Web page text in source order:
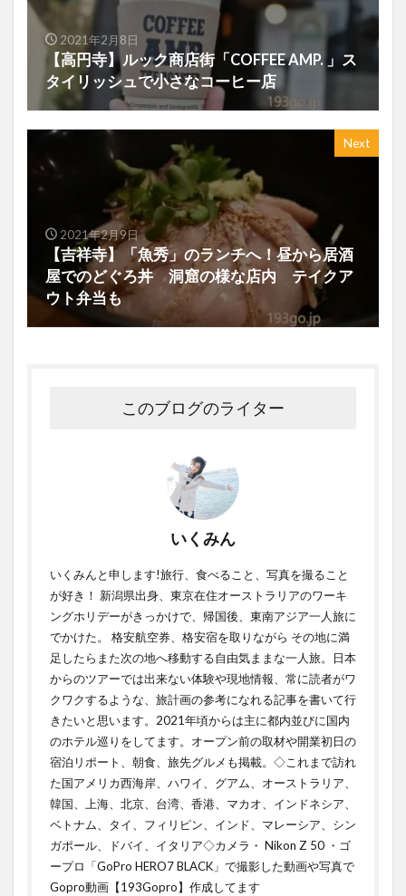
2021年2月8日
【高円寺】ルック商店街「COFFEE AMP. 」ス
タイリッシュで小さなコーヒー店
Next
2021年2月9日
【吉祥寺】「魚秀」のランチへ！昼から居酒
屋でのどぐろ丼 洞窟の様な店内 テイクア
ウト弁当も
このブログのライター
いくみん
いくみんと申します!旅行、食べること、写真を撮ること
が好き！ 新潟県出身、東京在住オーストラリアのワーキ
ングホリデーがきっかけで、帰国後、東南アジア一人旅に
でかけた。 格安航空券、格安宿を取りながら その地に満
足したらまた次の地へ移動する自由気ままな一人旅。日本
からのツアーでは出来ない体験や現地情報、常に読者がワ
クワクするような、旅計画の参考になれる記事を書いて行
きたいと思います。2021年頃からは主に都内並びに国内
のホテル巡りをしてます。オープン前の取材や開業初日の
宿泊リポート、朝食、旅先グルメも掲載。◇これまで訪れ
た国アメリカ西海岸、ハワイ、グアム、オーストラリア、
韓国、上海、北京、台湾、香港、マカオ、インドネシア、
ベトナム、タイ、フィリピン、インド、マレーシア、シン
ガポール、ドバイ、イタリア◇カメラ・ Nikon Z 50 ・ゴ
ープロ「GoPro HERO7 BLACK」で撮影した動画や写真で
Gopro動画【193Gopro】作成してます